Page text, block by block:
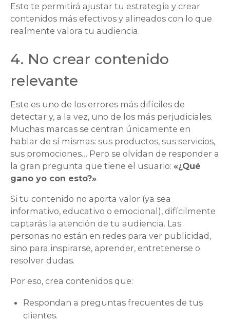
Esto te permitirá ajustar tu estrategia y crear
contenidos más efectivos y alineados con lo que
realmente valora tu audiencia.
4. No crear contenido
relevante
Este es uno de los errores más difíciles de
detectar y, a la vez, uno de los más perjudiciales.
Muchas marcas se centran únicamente en
hablar de sí mismas: sus productos, sus servicios,
sus promociones… Pero se olvidan de responder a
la gran pregunta que tiene el usuario: «¿Qué
gano yo con esto?»
Si tu contenido no aporta valor (ya sea
informativo, educativo o emocional), difícilmente
captarás la atención de tu audiencia. Las
personas no están en redes para ver publicidad,
sino para inspirarse, aprender, entretenerse o
resolver dudas.
Por eso, crea contenidos que:
Respondan a preguntas frecuentes de tus
clientes.